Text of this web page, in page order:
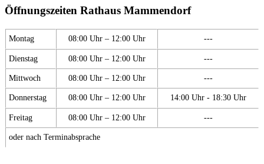
Öffnungszeiten Rathaus Mammendorf
Montag 08:00 Uhr – 12:00 Uhr ---
Dienstag 08:00 Uhr – 12:00 Uhr ---
Mittwoch 08:00 Uhr – 12:00 Uhr ---
Donnerstag 08:00 Uhr – 12:00 Uhr 14:00 Uhr - 18:30 Uhr
Freitag 08:00 Uhr – 12:00 Uhr ---
oder nach Terminabsprache